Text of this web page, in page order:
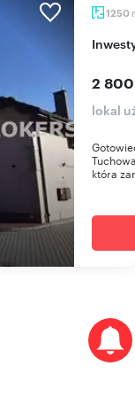
1250
2
lokal
która